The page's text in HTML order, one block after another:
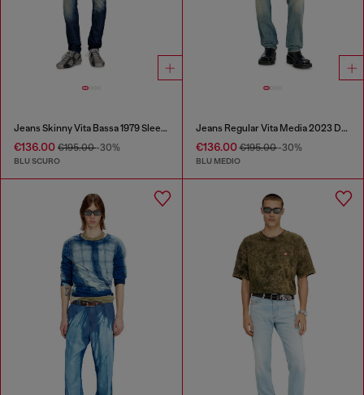
Jeans Skinny Vita Bassa 1979 Sleenker
€136.00 €195.00-30%
BLU SCURO
Jeans Regular Vita Media 2023 D-Finitive
€136.00€195.00-30%
BLU MEDIO